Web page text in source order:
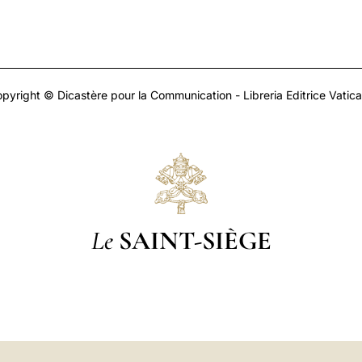
© Dicastère pour la Communication - Libreria Editrice
Le SAINT-SIÈGE